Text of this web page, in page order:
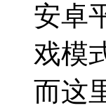
安卓
戏模
而这